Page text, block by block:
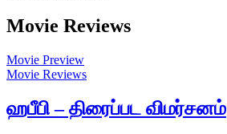
Movie Reviews
Movie Preview
Movie Reviews
ஹபீபி – திரைப்பட விமர்சனம்